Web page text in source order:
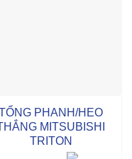
PHANH/HEO
MITSUBISHI
TRITON